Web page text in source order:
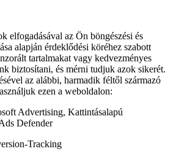
elfogadásával az Ön böngészési és
alapján érdeklődési köréhez szabott
tartalmakat vagy kedvezményes
biztosítani, és mérni tudjuk azok sikerét.
az alábbi, harmadik féltől származó
ezen a weboldalon:
Advertising, Kattintásalapú
Defender
Tracking